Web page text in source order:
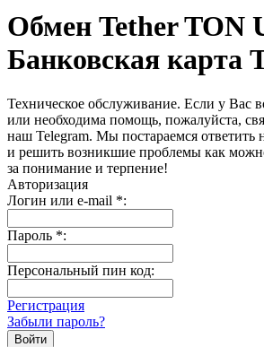
Обмен Tether TON
Банковская карта
Техническое обслуживание. Если у Вас
или необходима помощь, пожалуйста,
наш Telegram. Мы постараемся
и решить возникшие проблемы как
за понимание и терпение!
Авторизация
Логин или e-mail *:
Пароль *:
Персональный пин код:
Регистрация
Забыли пароль?